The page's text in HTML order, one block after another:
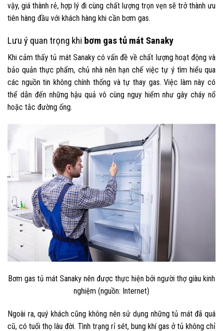
vậy, giá thành rẻ, hợp lý đi cùng chất lượng trọn vẹn sẽ trở thành ưu
tiên hàng đầu với khách hàng khi cần bơm gas.
Lưu ý quan trọng khi bơm gas tủ mát Sanaky
Khi cảm thấy tủ mát Sanaky có vấn đề về chất lượng hoạt động và
bảo quản thực phẩm, chủ nhà nên hạn chế việc tự ý tìm hiểu qua
các nguồn tin không chính thống và tự thay gas. Việc làm này có
thể dẫn đến những hậu quả vô cùng nguy hiểm như gây cháy nổ
hoặc tắc đường ống.
Bơm gas tủ mát Sanaky nên được thực hiện bởi người thợ giàu kinh
nghiệm (nguồn: Internet)
Ngoài ra, quý khách cũng không nên sử dụng những tủ mát đã quá
cũ, có tuổi thọ lâu đời. Tình trạng rỉ sét, bung khí gas ở tủ không chỉ